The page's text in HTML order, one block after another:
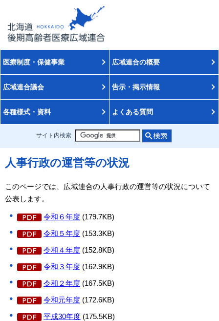
医療制度・保健事業 広域連合の概要
広域連合議会 告示・掲示情報
各種様式・資料 よくある質問
サイト内検索
人事行政の運営等の状況
このページでは、広域連合の人事行政の運営等の状況について
公表します。
令和６年度 (179.7KB)
令和５年度 (153.3KB)
令和４年度 (152.8KB)
令和３年度 (162.9KB)
令和２年度 (167.5KB)
令和元年度 (172.6KB)
平成30年度 (175.5KB)